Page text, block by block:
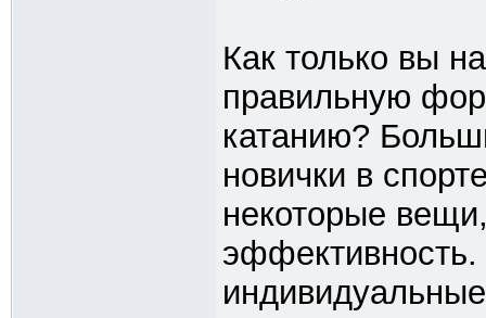
Как только вы
правильную
катанию?
новички в
некоторые